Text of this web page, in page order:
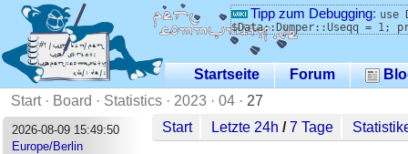
Tipp zum Debugging: use
$Data::Dumper::Useqq = 1;
Startseite Forum
Start· Board · Statistics · 2023 · 04 · 27
2026-08-09 15:49:50
Europe/Berlin
Start Letzte 24h /7 Tage